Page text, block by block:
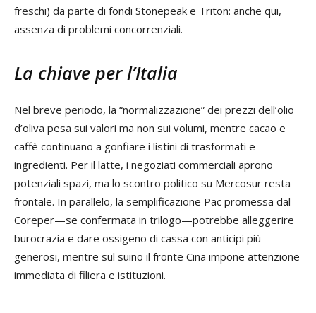
freschi) da parte di fondi Stonepeak e Triton: anche qui,
assenza di problemi concorrenziali.
La chiave per l’Italia
Nel breve periodo, la “normalizzazione” dei prezzi dell’olio
d’oliva pesa sui valori ma non sui volumi, mentre cacao e
caffè continuano a gonfiare i listini di trasformati e
ingredienti. Per il latte, i negoziati commerciali aprono
potenziali spazi, ma lo scontro politico su Mercosur resta
frontale. In parallelo, la semplificazione Pac promessa dal
Coreper—se confermata in trilogo—potrebbe alleggerire
burocrazia e dare ossigeno di cassa con anticipi più
generosi, mentre sul suino il fronte Cina impone attenzione
immediata di filiera e istituzioni.